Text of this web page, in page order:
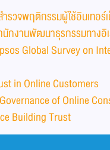
รวจพฤติกรรมผู้ใช้อินเทอร์เ
นักงานพัฒนาธุรกรรมทาง
Global Survey on
in Online Customers
of Online
Building Trust